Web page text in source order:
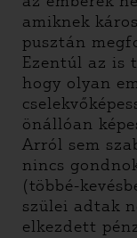
amiknek
pusztán
Ezentúl az is
hogy olyan
önállóan
Arról sem
nincs
(többé-
szülei adtak
elkezdett